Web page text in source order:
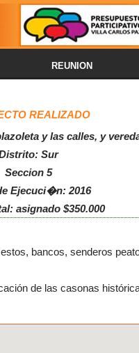
REUNION
REALIZADO
y las calles, y
Sur
Seccion 5
Ejecuci�n: 2016
asignado $350.000
bancos, senderos
de las casonas